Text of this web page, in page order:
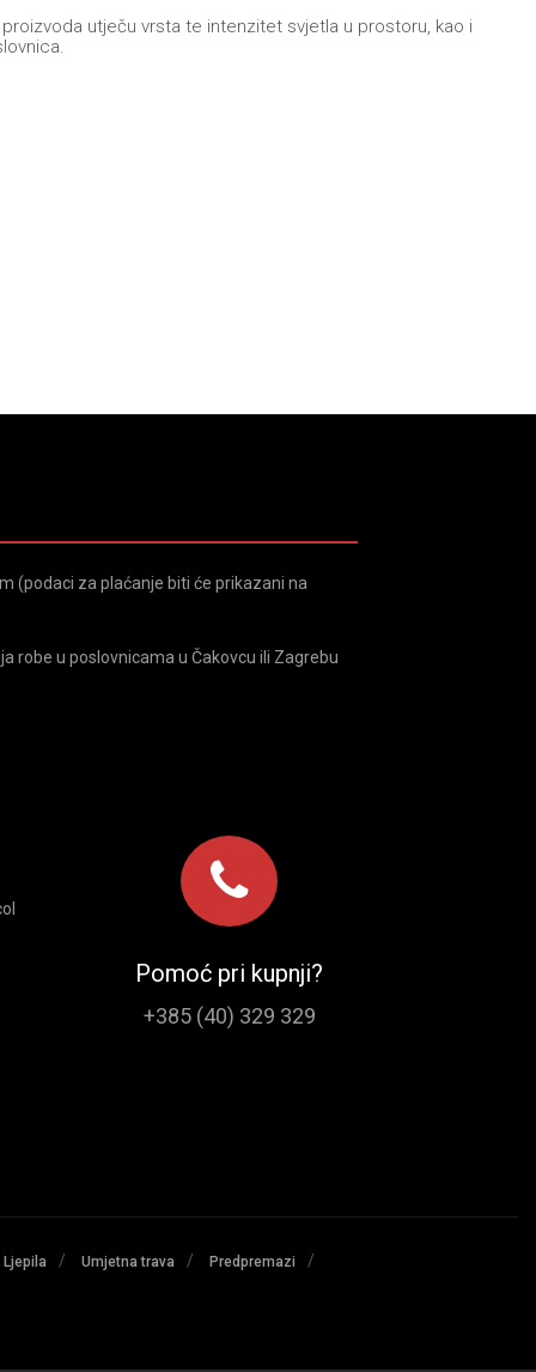
utječu vrsta te intenzitet svjetla u prostoru, kao i
(podaci za plaćanje biti će prikazani na
robe u poslovnicama u Čakovcu ili Zagrebu
Pomoć pri kupnji?
+385 (40) 329 329
Ljepila / Umjetna trava / Predpremazi /